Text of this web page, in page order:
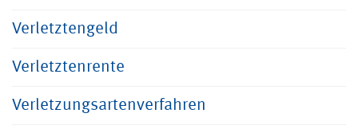
Verletztengeld
Verletztenrente
Verletzungsartenverfahren